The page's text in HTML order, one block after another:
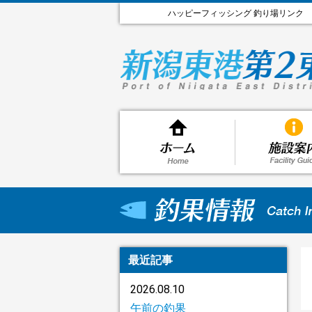
ハッピーフィッシング 釣り場リンク
最近記事
2026.08.10
午前の釣果